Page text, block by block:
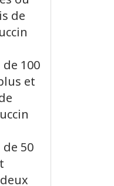
de
100
et
50